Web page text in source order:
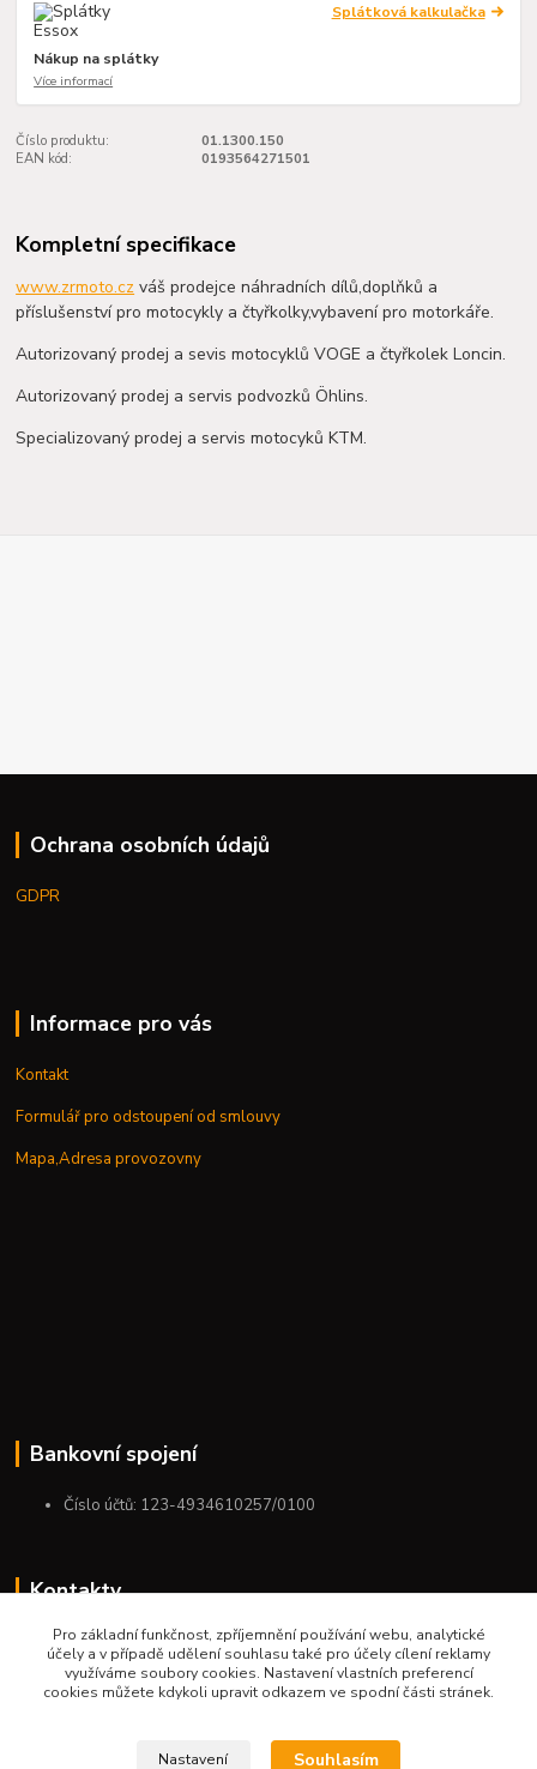
Splátková kalkulačka
Nákup na splátky
Více informací
Číslo produktu:
01.1300.150
EAN kód:
0193564271501
Kompletní specifikace
www.zrmoto.cz váš prodejce náhradních dílů,doplňků a
příslušenství pro motocykly a čtyřkolky,vybavení pro motorkáře.
Autorizovaný prodej a sevis motocyklů VOGE a čtyřkolek Loncin.
Autorizovaný prodej a servis podvozků Öhlins.
Specializovaný prodej a servis motocyků KTM.
Ochrana osobních údajů
GDPR
Informace pro vás
Kontakt
Formulář pro odstoupení od smlouvy
Mapa,Adresa provozovny
Bankovní spojení
Číslo účtů: 123-4934610257/0100
Kontakty
+420 775 954 963
9:00-12:00-13:00-16:00
Pro základní funkčnost, zpříjemnění používání webu, analytické
účely a v případě udělení souhlasu také pro účely cílení reklamy
využíváme soubory cookies. Nastavení vlastních preferencí
cookies můžete kdykoli upravit odkazem ve spodní části stránek.
Nastavení Souhlasím